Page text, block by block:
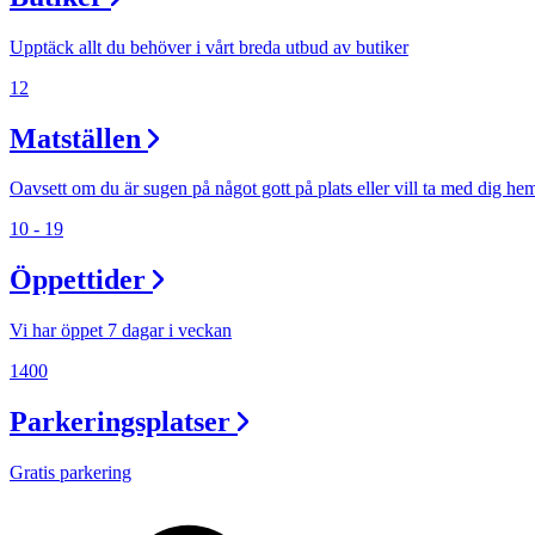
Min Shopping-app
Upptäck allt du behöver i vårt breda utbud av butiker
12
Matställen
Oavsett om du är sugen på något gott på plats eller vill ta med dig
10 - 19
Öppettider
Vi har öppet 7 dagar i veckan
1400
Parkeringsplatser
Gratis parkering